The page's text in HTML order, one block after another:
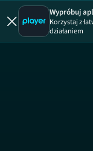
Wypróbuj
Korzystaj z
działaniem